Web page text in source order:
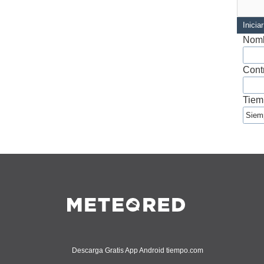
Descarga Gratis App Android tiempo.com